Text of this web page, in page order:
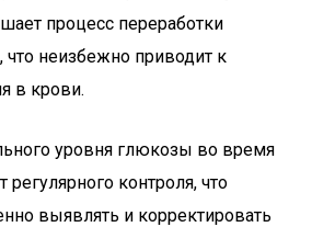
процесс переработки
неизбежно приводит к
в крови.
уровня глюкозы во время
регулярного контроля, что
выявлять и корректировать